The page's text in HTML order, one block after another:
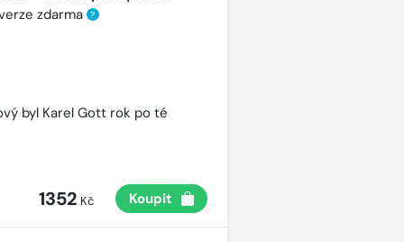
zdarma ?
byl Karel Gott rok po té
1352 Kč Koupit